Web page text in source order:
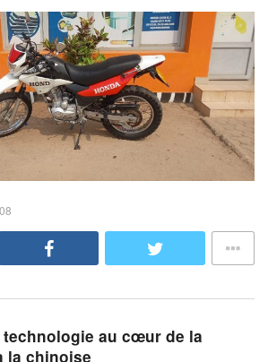
technologie au cœur de la
la chinoise